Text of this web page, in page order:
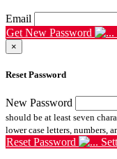
Email
Get New Password
×
Reset Password
New Password
should be at least seven
lower case letters, numbers,
Reset Password